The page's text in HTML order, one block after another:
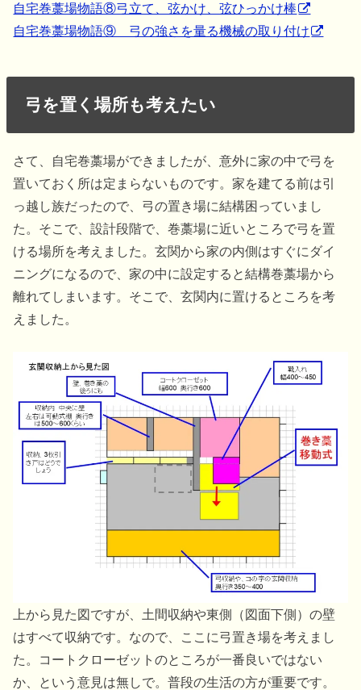
自宅巻藁場物語⑧弓立て、弦かけ、弦ひっかけ棒
自宅巻藁場物語⑨ 弓の強さを量る機械の取り付け
弓を置く場所も考えたい
さて、自宅巻藁場ができましたが、意外に家の中で弓を
置いておく所は定まらないものです。家を建てる前は引
っ越し族だったので、弓の置き場に結構困っていまし
た。そこで、設計段階で、巻藁場に近いところで弓を置
ける場所を考えました。玄関から家の内側はすぐにダイ
ニングになるので、家の中に設定すると結構巻藁場から
離れてしまいます。そこで、玄関内に置けるところを考
えました。
上から見た図ですが、土間収納や東側（図面下側）の壁
はすべて収納です。なので、ここに弓置き場を考えまし
た。コートクローゼットのところが一番良いではない
か、という意見は無しで。普段の生活の方が重要です。